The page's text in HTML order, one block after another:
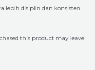
lebih disiplin dan konsisten
this product may leave